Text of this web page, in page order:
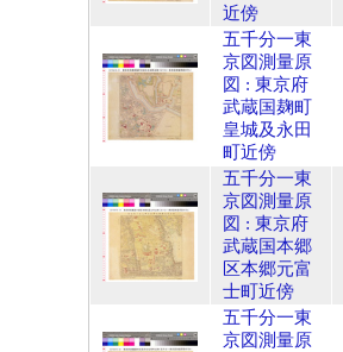
近傍
五千分一東
京図測量原
図 : 東京府
武蔵国麹町
皇城及永田
町近傍
五千分一東
京図測量原
図 : 東京府
武蔵国本郷
区本郷元富
士町近傍
五千分一東
京図測量原